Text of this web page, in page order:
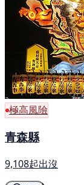
極高風險
青森縣
9,108起出沒